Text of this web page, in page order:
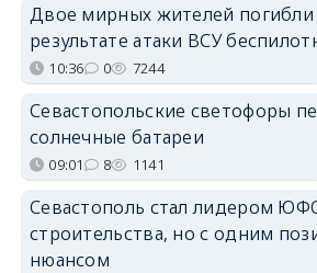
Двое мирных жителей
результате атаки ВСУ
10:36 0 7244
Севастопольские светофоры
солнечные батареи
09:01 8 1141
Севастополь стал лидером
строительства, но с одним
нюансом